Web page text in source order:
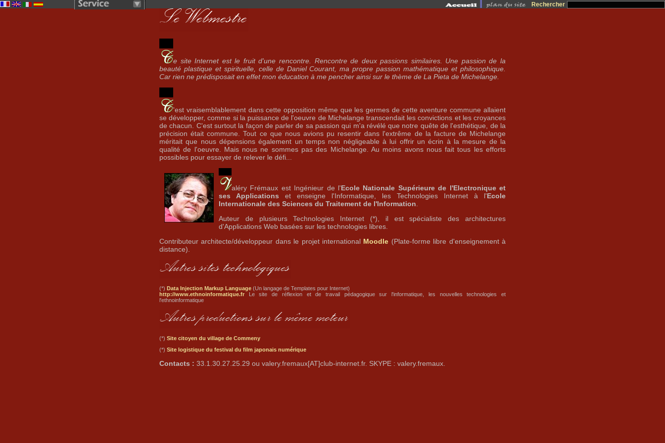
Rechercher
e site Internet est le fruit d'une rencontre. Rencontre de deux passions similaires. Une passion de la
beauté plastique et spirituelle, celle de Daniel Courant, ma propre passion mathématique et philosophique.
Car rien ne prédisposait en effet mon éducation à me pencher ainsi sur le thème de La Pieta de Michelange.
'est vraisemblablement dans cette opposition même que les germes de cette aventure commune allaient
se développer, comme si la puissance de l'oeuvre de Michelange transcendait les convictions et les croyances
de chacun. C'est surtout la façon de parler de sa passion qui m'a révélé que notre quête de l'esthétique, de la
précision était commune. Tout ce que nous avions pu resentir dans l'extrême de la facture de Michelange
méritait que nous dépensions également un temps non négligeable à lui offrir un écrin à la mesure de la
qualité de l'oeuvre. Mais nous ne sommes pas des Michelange. Au moins avons nous fait tous les efforts
possibles pour essayer de relever le défi...
aléry Frémaux est Ingénieur de l'Ecole Nationale Supérieure de l'Electronique et
ses Applications et enseigne l'Informatique, les Technologies Internet à l'Ecole
Internationale des Sciences du Traitement de l'Information
Auteur de plusieurs Technologies Internet (*), il est spécialiste des architectures
d'Applications Web basées sur les technologies libres.
Contributeur architecte/développeur dans le projet international Moodle (Plate-forme libre d'enseignement à
distance).
(*) Data Injection Markup Language (Un langage de Templates pour Internet)
http://www.ethnoinformatique.fr
Le site de réflexion et de travail pédagogique sur l'informatique, les nouvelles technologies et
l'ethnoinformatique
(*) Site citoyen du village de Commeny
(*) Site logistique du festival du film japonais numérique
Contacts : 33.1.30.27.25.29 ou valery.fremaux[AT]club-internet.fr. SKYPE : valery.fremaux.